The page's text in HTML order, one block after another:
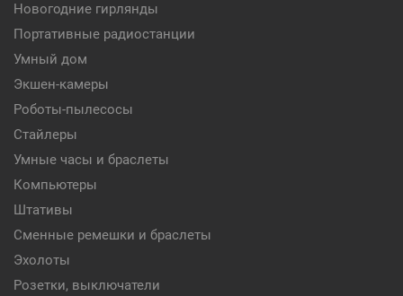
Новогодние гирлянды
Портативные радиостанции
Умный дом
Экшен-камеры
Роботы-пылесосы
Стайлеры
Умные часы и браслеты
Компьютеры
Штативы
Сменные ремешки и браслеты
Эхолоты
Розетки, выключатели